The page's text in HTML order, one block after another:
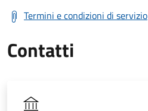
Termini e condizioni di servizio
Contatti